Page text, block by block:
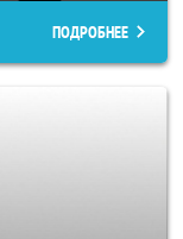
ПОДРОБНЕЕ